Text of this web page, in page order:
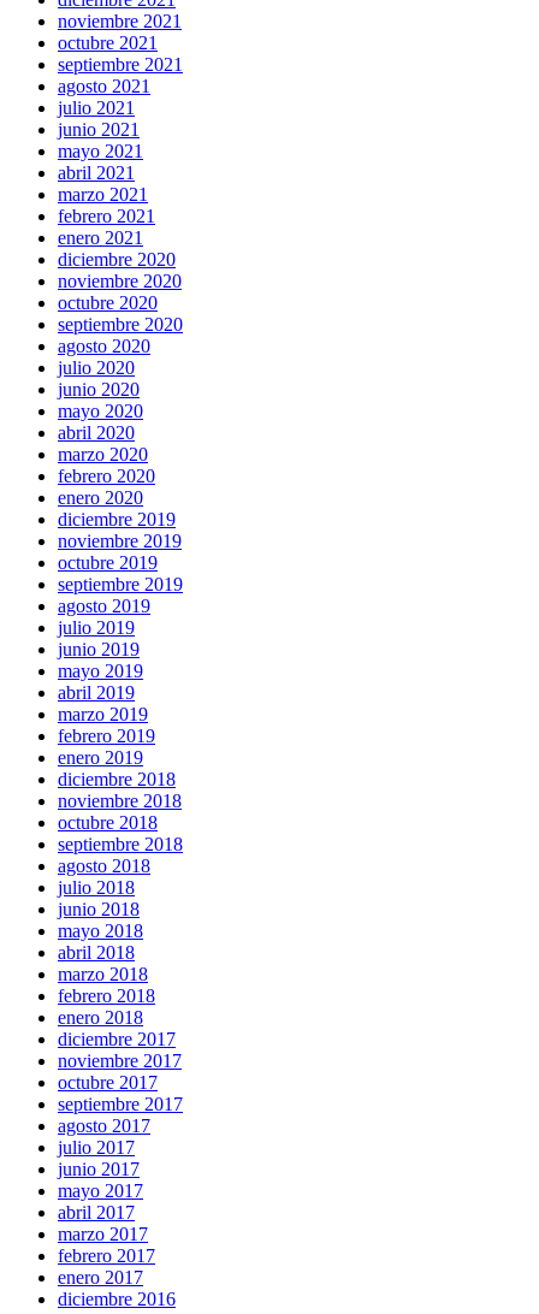
noviembre 2021
octubre 2021
septiembre 2021
agosto 2021
julio 2021
junio 2021
mayo 2021
abril 2021
marzo 2021
febrero 2021
enero 2021
diciembre 2020
noviembre 2020
octubre 2020
septiembre 2020
agosto 2020
julio 2020
junio 2020
mayo 2020
abril 2020
marzo 2020
febrero 2020
enero 2020
diciembre 2019
noviembre 2019
octubre 2019
septiembre 2019
agosto 2019
julio 2019
junio 2019
mayo 2019
abril 2019
marzo 2019
febrero 2019
enero 2019
diciembre 2018
noviembre 2018
octubre 2018
septiembre 2018
agosto 2018
julio 2018
junio 2018
mayo 2018
abril 2018
marzo 2018
febrero 2018
enero 2018
diciembre 2017
noviembre 2017
octubre 2017
septiembre 2017
agosto 2017
julio 2017
junio 2017
mayo 2017
abril 2017
marzo 2017
febrero 2017
enero 2017
diciembre 2016